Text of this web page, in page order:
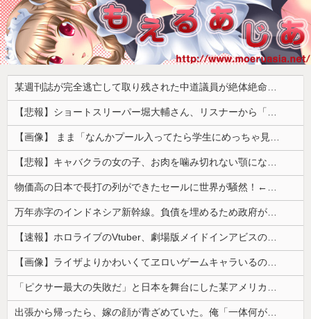
某週刊誌が完全逃亡して取り残された中道議員が絶体絶命の窮地、「今度は宏池会に矛先を向けたか……」と節操の無さに呆れる人が続出
【悲報】ショートスリーパー堀大輔さん、リスナーから「寝たほうがいい！」と言われてガチギレし炎上 → 高須幹也医師の医学的アドバイスに激昂 ｗｗｗｗｗｗｗｗｗ
【画像】 まま「なんかプール入ってたら学生にめっちゃ見られたw」
【悲報】キャバクラの女の子、お肉を噛み切れない顎になってしまう・・・
物価高の日本で長打の列ができたセールに世界が騒然！←「我が国でもやってくれ！」（海外の反応）
万年赤字のインドネシア新幹線。負債を埋めるため政府が過半数の株式を引き受ける
【速報】ホロライブのVtuber、劇場版メイドインアビスの主題歌決定wwwwwwwwww
【画像】ライザよりかわいくてヱロいゲームキャラいるの？ｗｗｗｗｗ
「ピクサー最大の失敗だ」と日本を舞台にした某アメリカ産アニメが話題に、日本と韓国の両方に失礼すぎるわ……
出張から帰ったら、嫁の顔が青ざめていた。俺「一体何があったんだ？」嫁「…」→子供たちに話を聞くと…